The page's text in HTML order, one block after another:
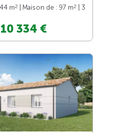
m2 | Maison de : 97 m2
| 3
334 €